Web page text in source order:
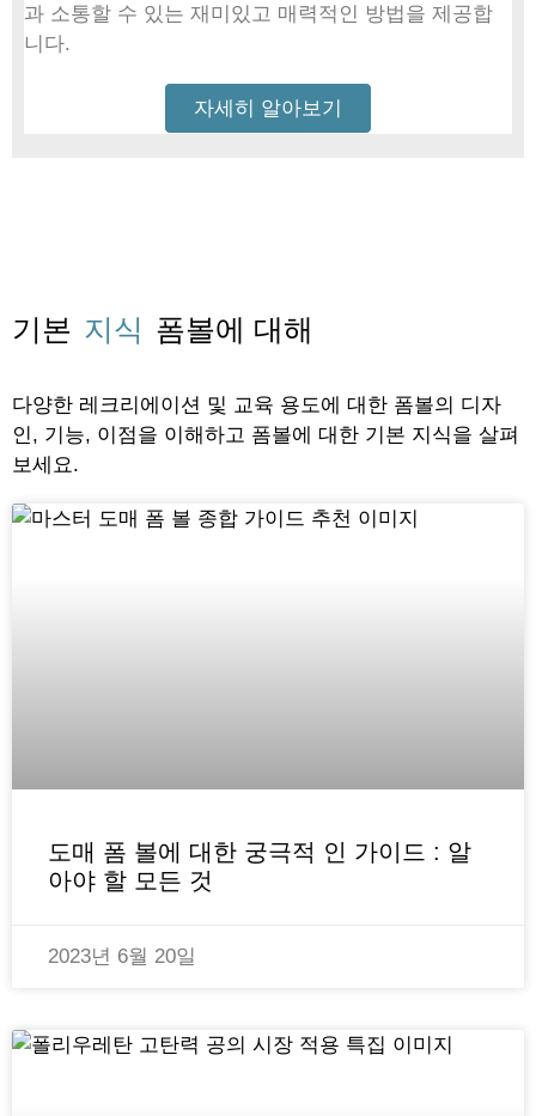
과 소통할 수 있는 재미있고 매력적인 방법을 제공합
니다.
자세히 알아보기
기본 지식 폼볼에 대해
다양한 레크리에이션 및 교육 용도에 대한 폼볼의 디자
인, 기능, 이점을 이해하고 폼볼에 대한 기본 지식을 살펴
보세요.
도매 폼 볼에 대한 궁극적 인 가이드 : 알
아야 할 모든 것
2023년 6월 20일